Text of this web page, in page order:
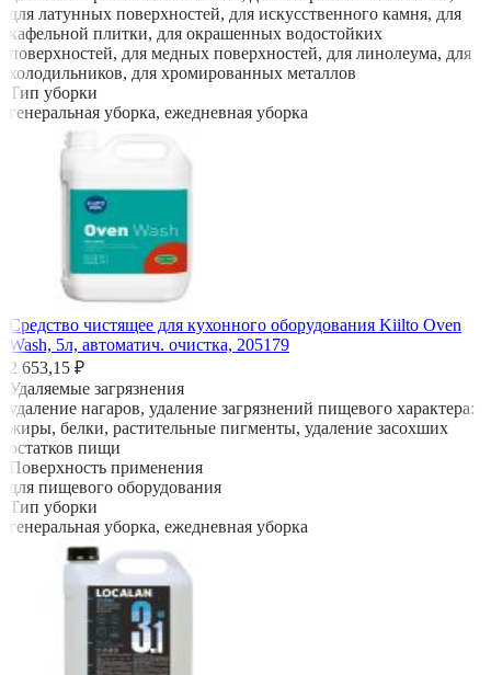
для латунных поверхностей, для искусственного камня, для
кафельной плитки, для окрашенных водостойких
поверхностей, для медных поверхностей, для линолеума, для
холодильников, для хромированных металлов
Тип уборки
генеральная уборка, ежедневная уборка
Средство чистящее для кухонного оборудования Kiilto Oven
Wash, 5л, автоматич. очистка, 205179
2 653,15 ₽
Удаляемые загрязнения
удаление нагаров, удаление загрязнений пищевого характера:
жиры, белки, растительные пигменты, удаление засохших
остатков пищи
Поверхность применения
для пищевого оборудования
Тип уборки
генеральная уборка, ежедневная уборка